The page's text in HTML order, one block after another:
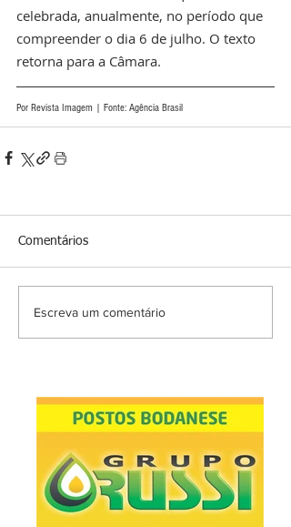
celebrada, anualmente, no período que
compreender o dia 6 de julho. O texto
retorna para a Câmara.
Por Revista Imagem | Fonte: Agência Brasil
Comentários
Escreva um comentário